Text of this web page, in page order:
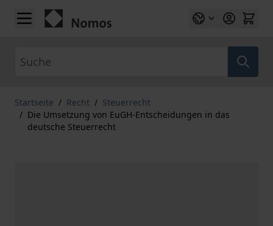
Zum Inhalt springen
Startseite / Recht / Steuerrecht
/ Die Umsetzung von EuGH-Entscheidungen in das
deutsche Steuerrecht